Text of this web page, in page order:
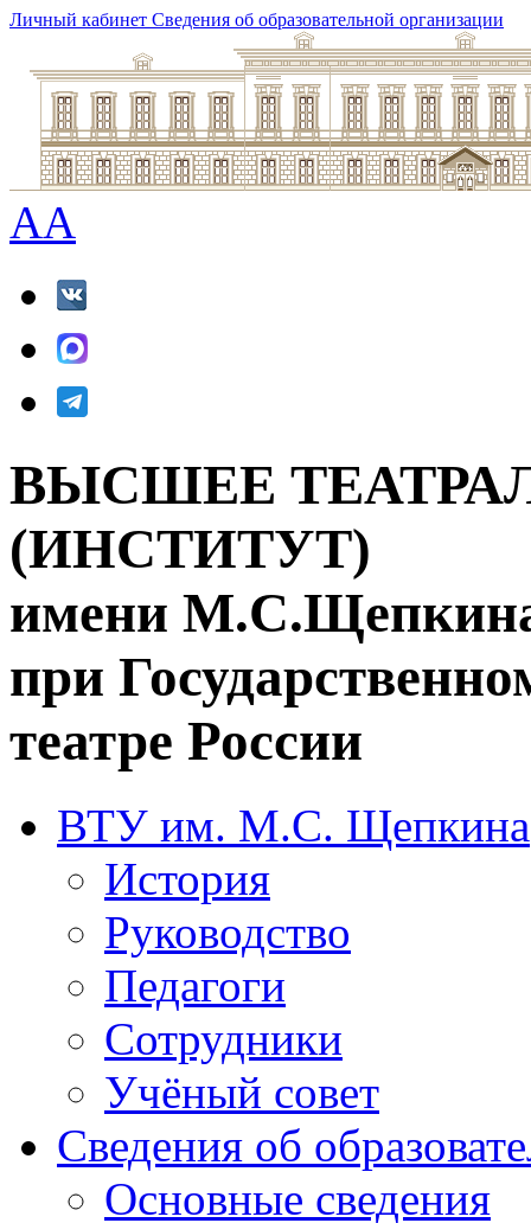
Личный кабинет Сведения об образовательной организации
AA
ВЫСШЕЕ
(ИНСТИТУТ)
имени
при
театре России
ВТУ им. М.С. Щепкина
История
Руководство
Педагоги
Сотрудники
Учёный совет
Сведения об
Основные сведения